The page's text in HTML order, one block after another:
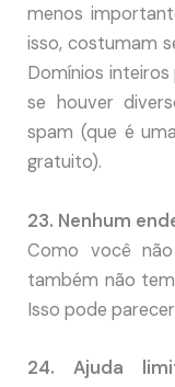
menos
isso, costumam
Domínios
se houver
spam (que é
gratuito).
23. Nenhum
Como você
também não
Isso pode
24. Ajuda